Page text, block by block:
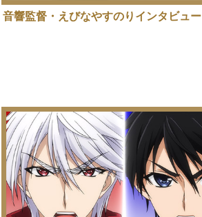
音響監督・えびなやすのりインタビュー